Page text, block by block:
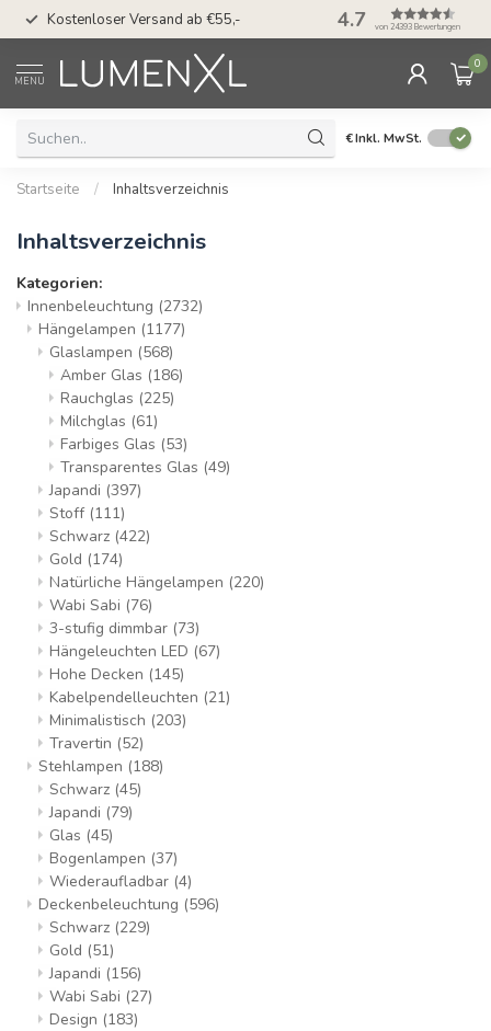
Kostenloser Versand ab €55,- 50 Tage
Möglichkeit
4.7 von 24393 Bewertungen
MENU
0
€Inkl. MwSt.
Startseite / Inhaltsverzeichnis
Inhaltsverzeichnis
Kategorien:
Innenbeleuchtung (2732)
Hängelampen (1177)
Glaslampen (568)
Amber Glas (186)
Rauchglas (225)
Milchglas (61)
Farbiges Glas (53)
Transparentes Glas (49)
Japandi (397)
Stoff (111)
Schwarz (422)
Gold (174)
Natürliche Hängelampen (220)
Wabi Sabi (76)
3-stufig dimmbar (73)
Hängeleuchten LED (67)
Hohe Decken (145)
Kabelpendelleuchten (21)
Minimalistisch (203)
Travertin (52)
Stehlampen (188)
Schwarz (45)
Japandi (79)
Glas (45)
Bogenlampen (37)
Wiederaufladbar (4)
Deckenbeleuchtung (596)
Schwarz (229)
Gold (51)
Japandi (156)
Wabi Sabi (27)
Design (183)